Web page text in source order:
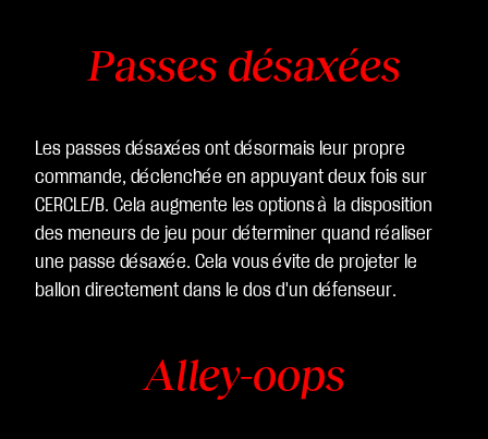
Passes désaxées
Les passes désaxées ont désormais leur propre
commande, déclenchée en appuyant deux fois sur
CERCLE/B. Cela augmente les options à la disposition
des meneurs de jeu pour déterminer quand réaliser
une passe désaxée. Cela vous évite de projeter le
ballon directement dans le dos d'un défenseur.
Alley-oops